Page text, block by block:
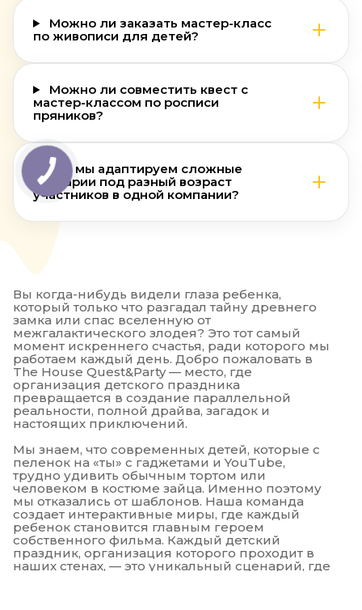
Можно ли заказать мастер-класс
по живописи для детей?
Можно ли совместить квест с
мастер-классом по росписи
пряников?
Как мы адаптируем сложные
сценарии под разный возраст
участников в одной компании?
Вы когда-нибудь видели глаза ребенка,
который только что разгадал тайну древнего
замка или спас вселенную от
межгалактического злодея? Это тот самый
момент искреннего счастья, ради которого мы
работаем каждый день. Добро пожаловать в
The House Quest&Party — место, где
организация детского праздника
превращается в создание параллельной
реальности, полной драйва, загадок и
настоящих приключений.
Мы знаем, что современных детей, которые с
пеленок на «ты» с гаджетами и YouTube,
трудно удивить обычным тортом или
человеком в костюме зайца. Именно поэтому
мы отказались от шаблонов. Наша команда
создает интерактивные миры, где каждый
ребенок становится главным героем
собственного фильма. Каждый детский
праздник, организация которого проходит в
наших стенах, — это уникальный сценарий, где